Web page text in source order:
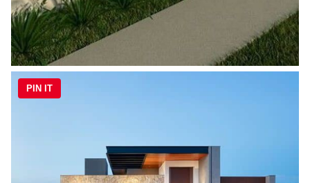
PIN IT